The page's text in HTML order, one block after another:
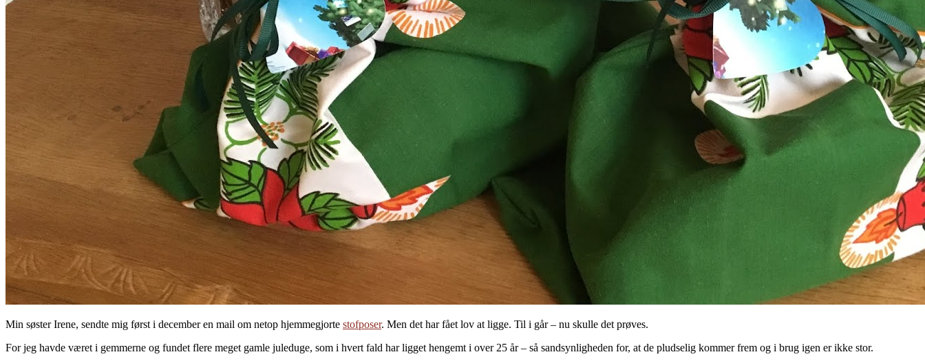
Min søster Irene, sendte mig først i december en mail om netop hjemmegjorte stofposer. Men det har fået lov at ligge. Til i går – nu skulle det prøves.
For jeg havde været i gemmerne og fundet flere meget gamle juleduge, som i hvert fald har ligget hengemt i over 25 år – så sandsynligheden for, at de pludselig kommer frem og i brug igen er ikke stor.